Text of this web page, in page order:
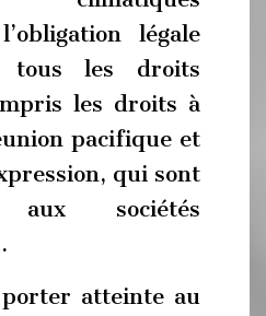
légale
tous les droits
les droits à
pacifique et
qui sont
aux sociétés
atteinte au